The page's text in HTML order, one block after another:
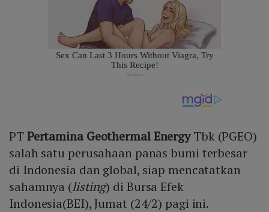
PTPertamina Geothermal EnergyTbk (PGEO)
salah satu perusahaan panas bumi terbesar
di Indonesia dan global, siap mencatatkan
sahamnya (listing) di Bursa Efek
Indonesia(BEI), Jumat (24/2) pagi ini.